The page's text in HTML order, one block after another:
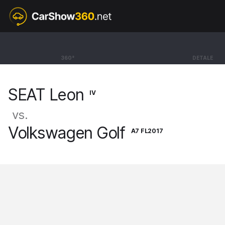
360° DETALE
SEAT Leon
SEAT Leon IV
vs.
Volkswagen Golf A7 FL2017